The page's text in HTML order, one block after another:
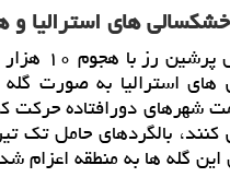
های استرالیا و
به گزارش
استرالیا به صورت
شهرهای دورافتاده حركت
بالگردهای حامل تك
گله ها به منطقه اعزام